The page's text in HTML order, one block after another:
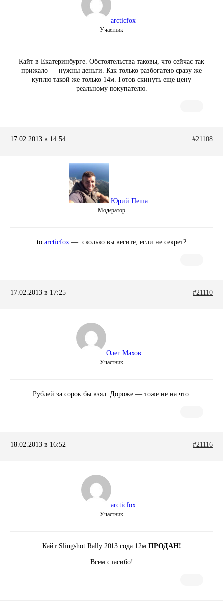
arcticfox
Участник
Кайт в Екатеринбурге. Обстоятельства таковы, что сейчас так
прижало — нужны деньги. Как только разбогатею сразу же
куплю такой же только 14м. Готов скинуть еще цену
реальному покупателю.
17.02.2013 в 14:54 #21108
Юрий Пеша
Модератор
to arcticfox — сколько вы весите, если не секрет?
17.02.2013 в 17:25 #21110
Олег Махов
Участник
Рублей за сорок бы взял. Дороже — тоже не на что.
18.02.2013 в 16:52 #21116
arcticfox
Участник
Кайт Slingshot Rally 2013 года 12м ПРОДАН!
Всем спасибо!